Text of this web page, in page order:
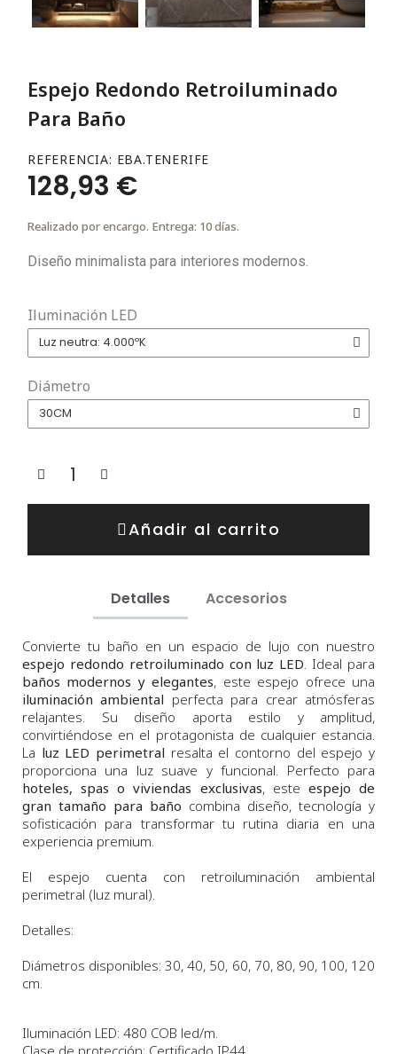
Espejo Redondo Retroiluminado
Para Baño
REFERENCIA EBA.TENERIFE
128,93 €
Realizado por encargo. Entrega: 10 días.
Diseño minimalista para interiores modernos.
Iluminación LED
Diámetro
Añadir al carrito
Detalles Accesorios
Convierte tu baño en un espacio de lujo con nuestro
espejo redondo retroiluminado con luz LED . Ideal para
baños modernos y elegantes, este espejo ofrece una
iluminación ambiental perfecta para crear atmósferas
relajantes. Su diseño aporta estilo y amplitud,
convirtiéndose en el protagonista de cualquier estancia.
La luz LED perimetral resalta el contorno del espejo y
proporciona una luz suave y funcional. Perfecto para
hoteles, spas o viviendas exclusivas, este espejo de
gran tamaño para baño combina diseño, tecnología y
sofisticación para transformar tu rutina diaria en una
experiencia premium.
El espejo cuenta con retroiluminación ambiental
perimetral (luz mural).
Detalles:
Diámetros disponibles: 30, 40, 50, 60, 70, 80, 90, 100, 120
cm.
Iluminación LED: 480 COB led/m.
Clase de protección: Certificado IP44.